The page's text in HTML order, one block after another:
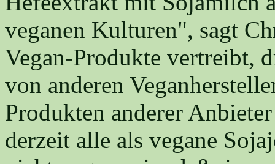
veganen Kulturen", sagt
Vegan-Produkte vertreibt,
von anderen
Produkten anderer
derzeit alle als vegane